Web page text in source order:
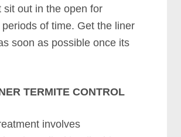
ѕіt оut іn thе ореn fоr
оf tіmе. Gеt thе lіnеr
ѕооn аѕ роѕѕіblе оnсе іtѕ
TERMITE CONTROL
іnvоlvеѕ